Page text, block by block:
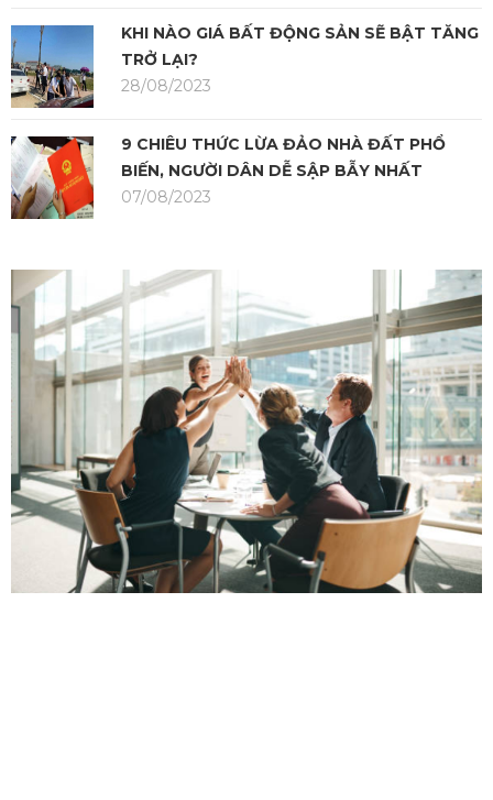
KHI NÀO GIÁ BẤT ĐỘNG SẢN SẼ BẬT TĂNG
TRỞ LẠI?
28/08/2023
9 CHIÊU THỨC LỪA ĐẢO NHÀ ĐẤT PHỔ
BIẾN, NGƯỜI DÂN DỄ SẬP BẪY NHẤT
07/08/2023